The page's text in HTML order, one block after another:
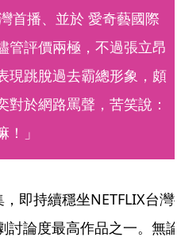
首播、並於 愛奇藝國際
管評價兩極，不過張立昂
現跳脫過去霸總形象，頗
於網路罵聲，苦笑說：
！」
，即持續穩坐NETFLIX台灣
論度最高作品之一。無論